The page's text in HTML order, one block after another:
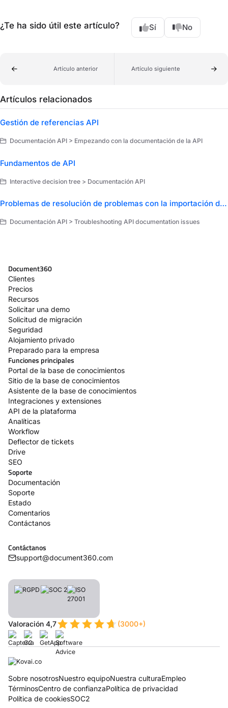
¿Te ha sido útil este artículo? Sí No
Artículo anterior Artículo siguiente
Artículos relacionados
Gestión de referencias API
Documentación API > Empezando con la documentación de la API
Fundamentos de API
Interactive decision tree > Documentación API
Problemas de resolución de problemas con la importación de API
Documentación API > Troubleshooting API documentation issues
Document360
Clientes
Precios
Recursos
Solicitar una demo
Solicitud de migración
Seguridad
Alojamiento privado
Preparado para la empresa
Funciones principales
Portal de la base de conocimientos
Sitio de la base de conocimientos
Asistente de la base de conocimientos
Integraciones y extensiones
API de la plataforma
Analíticas
Workflow
Deflector de tickets
Drive
SEO
Soporte
Documentación
Soporte
Estado
Comentarios
Contáctanos
Contáctanos
support@document360.com
Valoración 4,7 (3000+)
Sobre nosotrosNuestro equipoNuestra culturaEmpleo
TérminosCentro de confianzaPolítica de privacidad
Política de cookiesSOC2